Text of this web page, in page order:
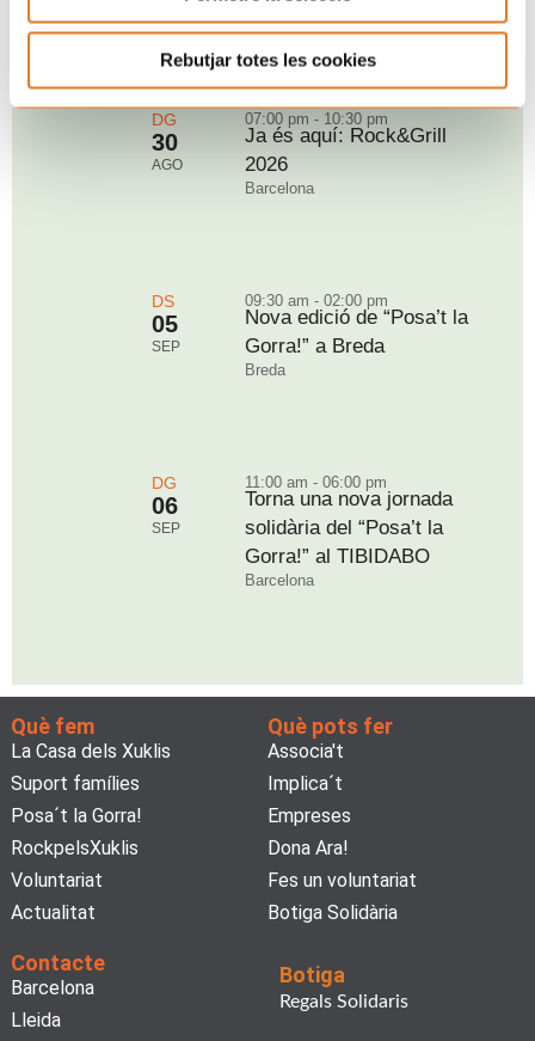
Rebutjar totes les cookies
Tarragona
DG
30
AGO
07:00 pm - 10:30 pm
Ja és aquí: Rock&Grill
2026
Barcelona
DS
05
SEP
09:30 am - 02:00 pm
Nova edició de “Posa’t la
Gorra!” a Breda
Breda
DG
06
SEP
11:00 am - 06:00 pm
Torna una nova jornada
solidària del “Posa’t la
Gorra!” al TIBIDABO
Barcelona
Què fem
La Casa dels Xuklis
Suport famílies
Posa´t la Gorra!
RockpelsXuklis
Voluntariat
Actualitat
Què pots fer
Associa't
Implica´t
Empreses
Dona Ara!
Fes un voluntariat
Botiga Solidària
Contacte
Barcelona
Lleida
Botiga
Regals Solidaris